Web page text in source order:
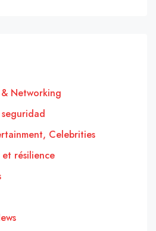
Networking
Celebrities
résilience